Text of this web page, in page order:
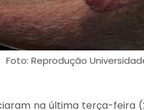
Foto: Reprodução
na última terça-feira